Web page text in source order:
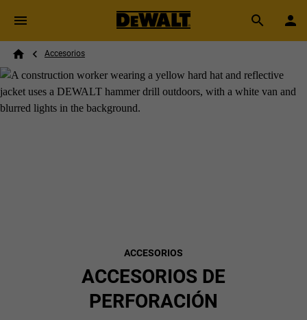
Skip to main content
Search
Breadcrumb
Accesorios
ACCESORIOS
ACCESORIOS DE
PERFORACIÓN